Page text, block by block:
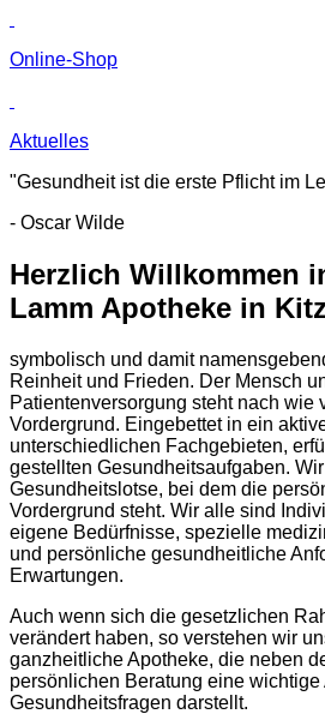
Online-Shop
Aktuelles
"Gesundheit ist die erste Pflicht im
- Oscar Wilde
Herzlich Willkommen
Lamm Apotheke in
symbolisch und damit
Reinheit und Frieden. Der Mensch
Patientenversorgung steht nach wie
Vordergrund. Eingebettet in ein
unterschiedlichen Fachgebieten,
gestellten Gesundheitsaufgaben.
Gesundheitslotse, bei dem die
Vordergrund steht. Wir alle sind
eigene Bedürfnisse, spezielle
und persönliche gesundheitliche
Erwartungen.
Auch wenn sich die gesetzlichen
verändert haben, so verstehen wir
ganzheitliche Apotheke, die neben
persönlichen Beratung eine wichtige
Gesundheitsfragen darstellt.